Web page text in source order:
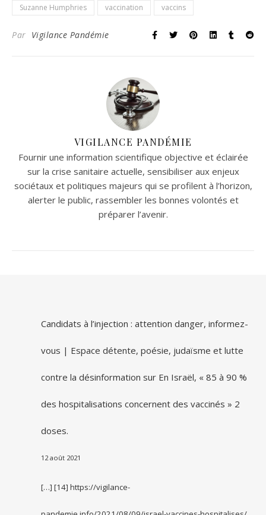
Suzanne Humphries vaccination vaccins
Par Vigilance Pandémie
VIGILANCE PANDÉMIE
Fournir une information scientifique objective et éclairée
sur la crise sanitaire actuelle, sensibiliser aux enjeux
sociétaux et politiques majeurs qui se profilent à l’horizon,
alerter le public, rassembler les bonnes volontés et
préparer l’avenir.
Candidats à l’injection : attention danger, informez-
vous | Espace détente, poésie, judaïsme et lutte
contre la désinformation sur En Israël, « 85 à 90 %
des hospitalisations concernent des vaccinés » 2
doses.
12 août 2021
[…] [14] https://vigilance-